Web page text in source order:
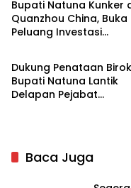
Bupati Natuna Kunker
Quanzhou China, Buka
Peluang Investasi
Natuna
Dukung Penataan
Bupati Natuna Lantik
Delapan Pejabat
Baca Juga